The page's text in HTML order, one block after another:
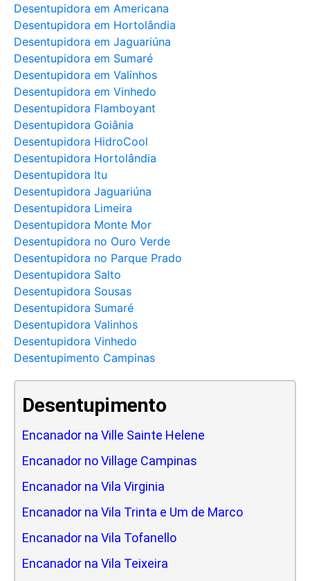
Desentupidora em Americana
Desentupidora em Hortolândia
Desentupidora em Jaguariúna
Desentupidora em Sumaré
Desentupidora em Valinhos
Desentupidora em Vinhedo
Desentupidora Flamboyant
Desentupidora Goiânia
Desentupidora HidroCool
Desentupidora Hortolândia
Desentupidora Itu
Desentupidora Jaguariúna
Desentupidora Limeira
Desentupidora Monte Mor
Desentupidora no Ouro Verde
Desentupidora no Parque Prado
Desentupidora Salto
Desentupidora Sousas
Desentupidora Sumaré
Desentupidora Valinhos
Desentupidora Vinhedo
Desentupimento Campinas
Desentupimento
Encanador na Ville Sainte Helene
Encanador no Village Campinas
Encanador na Vila Virginia
Encanador na Vila Trinta e Um de Marco
Encanador na Vila Tofanello
Encanador na Vila Teixeira